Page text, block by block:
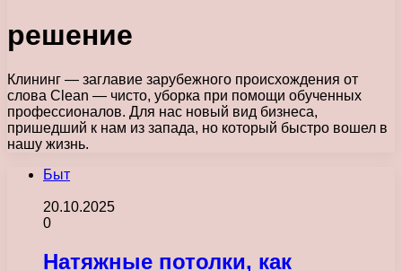
решение
Клининг — заглавие зарубежного происхождения от
слова Clean — чисто, уборка при помощи обученных
профессионалов. Для нас новый вид бизнеса,
пришедший к нам из запада, но который быстро вошел в
нашу жизнь.
Быт
20.10.2025
0
Натяжные потолки, как